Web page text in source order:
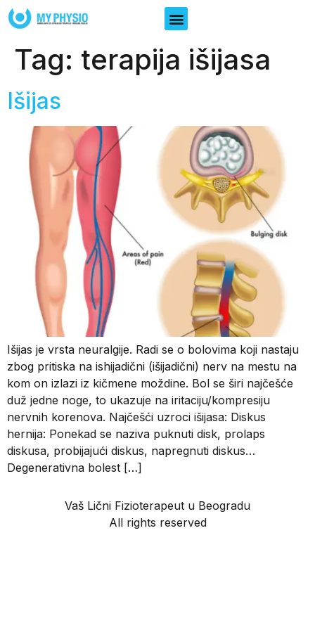
Tag: terapija išijasa
Išijas
Išijas je vrsta neuralgije. Radi se o bolovima koji nastaju
zbog pritiska na ishijadični (išijadični) nerv na mestu na
kom on izlazi iz kičmene moždine. Bol se širi najčešće
duž jedne noge, to ukazuje na iritaciju/kompresiju
nervnih korenova. Najčešći uzroci išijasa: Diskus
hernija: Ponekad se naziva puknuti disk, prolaps
diskusa, probijajući diskus, napregnuti diskus…
Degenerativna bolest […]
Vaš Lični Fizioterapeut u Beogradu
All rights reserved